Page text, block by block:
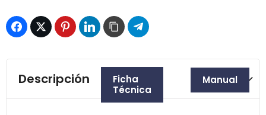
Descripción Manual
Ficha
Técnica